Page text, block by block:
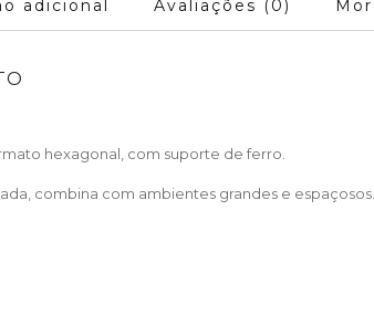
adicional Avaliações (0)
hexagonal, com suporte de ferro.
combina com ambientes grandes e espaçosos.